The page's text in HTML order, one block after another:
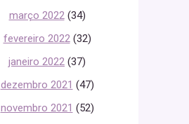
março 2022(34)
fevereiro 2022(32)
janeiro 2022 (37)
dezembro 2021 (47)
novembro 2021 (52)